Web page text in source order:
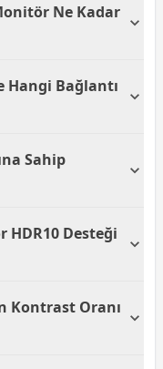
hızı, özellikle hızlı
ve keskin
geliştirir.
Ne Kadar
sayesinde,
efekti olmadan,
Hangi Bağlantı
ve
bir şekilde
Sahip
renk üretimi
izlendiği
ve
Desteği
seviyelerini
deneyiminizi
Kontrast Oranı